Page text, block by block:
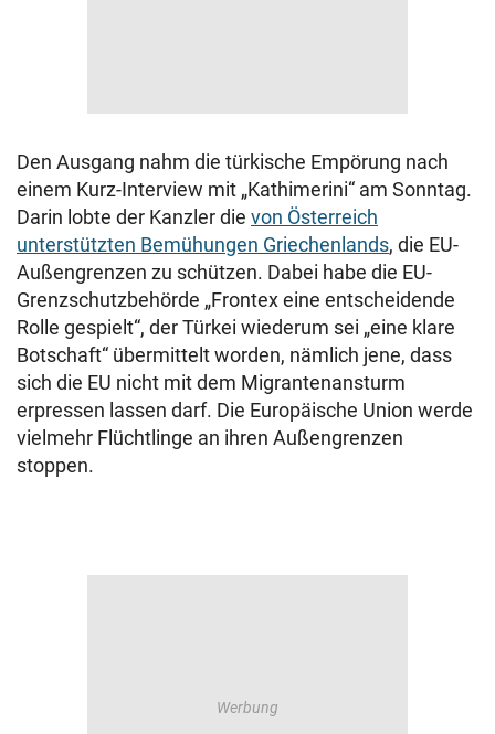
Den Ausgang nahm die türkische Empörung nach
einem Kurz-Interview mit „Kathimerini“ am Sonntag.
Darin lobte der Kanzler die von Österreich
unterstützten Bemühungen Griechenlands, die EU-
Außengrenzen zu schützen. Dabei habe die EU-
Grenzschutzbehörde „Frontex eine entscheidende
Rolle gespielt“, der Türkei wiederum sei „eine klare
Botschaft“ übermittelt worden, nämlich jene, dass
sich die EU nicht mit dem Migrantenansturm
erpressen lassen darf. Die Europäische Union werde
vielmehr Flüchtlinge an ihren Außengrenzen
stoppen.